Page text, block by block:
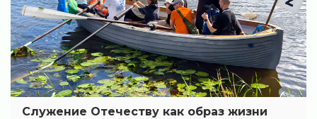
Служение Отечеству как образ жизни